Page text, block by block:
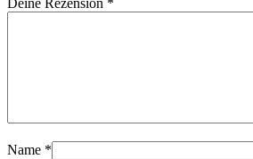
Deine Rezension *
Name *